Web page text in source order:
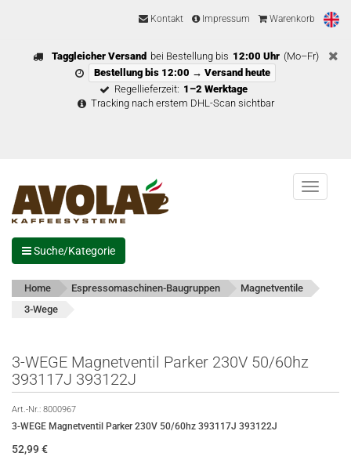
Kontakt Impressum Warenkorb
Taggleicher Versand bei Bestellung bis 12:00 Uhr (Mo–Fr)
Bestellung bis 12:00 → Versand heute
Regellieferzeit: 1–2 Werktage
Tracking nach erstem DHL-Scan sichtbar
Menu
Suche/Kategorie
Home Espressomaschinen-Baugruppen
Magnetventile
3-Wege
3-WEGE Magnetventil Parker 230V 50/60hz
393117J 393122J
Art.-Nr.: 8000967
3-WEGE Magnetventil Parker 230V 50/60hz 393117J 393122J
52,99€